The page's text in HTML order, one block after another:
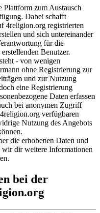
zum Austausch
Dabei schafft
4religion.org registrierten
und sich untereinander
für die
Benutzer.
- von wenigen
ohne Registrierung zur
und zur Nutzung
eine Registrierung
Daten erfassen
bei anonymen Zugriff
verfügbaren
Nutzung des Angebots
die erhobenen Daten und
wir dir weitere Informationen
bei der